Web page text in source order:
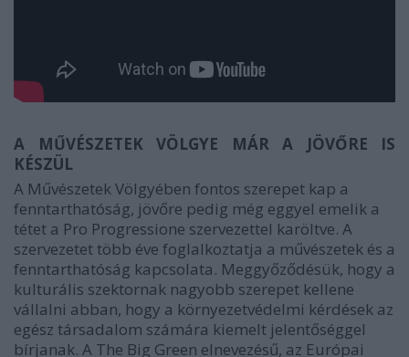
A MŰVÉSZETEK VÖLGYE MÁR A JÖVŐRE IS
KÉSZÜL
A Művészetek Völgyében fontos szerepet kap a
fenntarthatóság, jövőre pedig még eggyel emelik a
tétet a Pro Progressione szervezettel karöltve. A
szervezetet több éve foglalkoztatja a művészetek és a
fenntarthatóság kapcsolata. Meggyőződésük, hogy a
kulturális szektornak nagyobb szerepet kellene
vállalni abban, hogy a környezetvédelmi kérdések az
egész társadalom számára kiemelt jelentőséggel
bírjanak. A The Big Green elnevezésű, az Európai